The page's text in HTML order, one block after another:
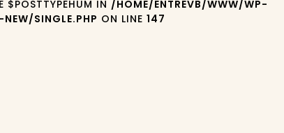
$POSTTYPEHUM IN /HOME/ENTREVB/WWW/WP-
SINGLE.PHP ON LINE147